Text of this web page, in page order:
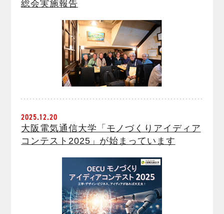
総会実施報告
2025.12.20
大阪電気通信大学「モノづくりアイディア
コンテスト2025」が始まっています